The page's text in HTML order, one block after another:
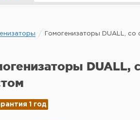
Гомогенизаторы DUALL, со
DUALL,
1 год